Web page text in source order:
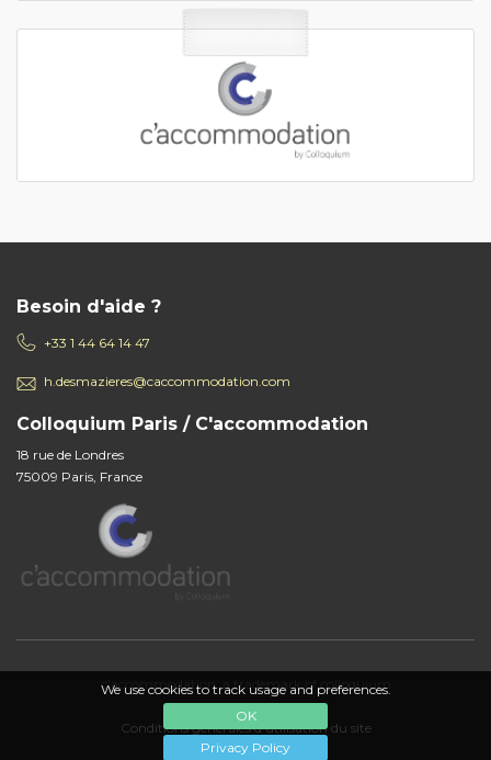
We use cookies to track usage and preferences.
OK
Privacy Policy
Besoin d'aide ?
+33 1 44 64 14 47
h.desmazieres@caccommodation.com
Colloquium Paris / C'accommodation
18 rue de Londres
75009 Paris, France
c'accommodation, a trademark of colloquium
Conditions générales d'utilisation du site